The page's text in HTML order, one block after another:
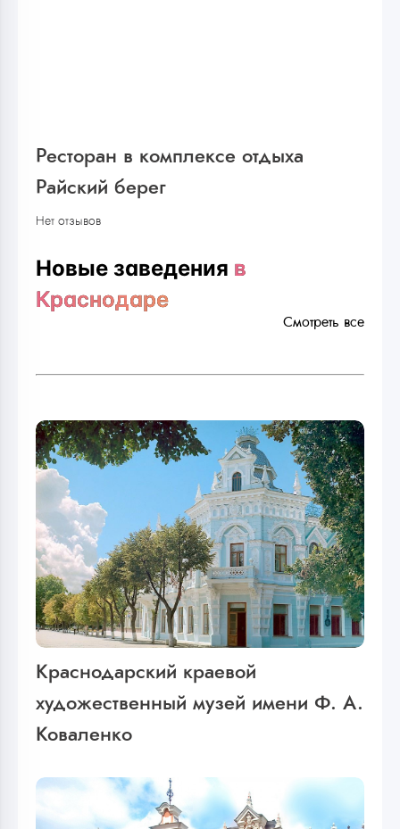
Ресторан в комплексе отдыха
Райский берег
Нет отзывов
Новые заведения в
Краснодаре
Смотреть все
Краснодарский краевой
художественный музей имени Ф. А.
Коваленко